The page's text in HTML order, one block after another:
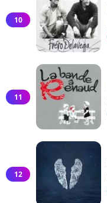
10
11
12